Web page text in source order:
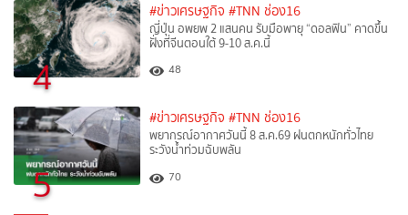
4
#ข่าวเศรษฐกิจ #TNN ช่อง16
ญี่ปุ่น อพยพ 2 แสนคน รับมือพายุ “ดอลฟิน” คาดขึ้น
ฝั่งที่จีนตอนใต้ 9-10 ส.ค.นี้
48
5
#ข่าวเศรษฐกิจ #TNN ช่อง16
พยากรณ์อากาศวันนี้ 8 ส.ค.69 ฝนตกหนักทั่วไทย
ระวังน้ำท่วมฉับพลัน
70